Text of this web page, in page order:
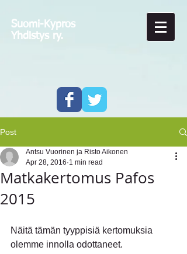
Suomi-Kypros
Yhdistys ry.
Post
Matkakertomus Pafos
2015
Antsu Vuorinen ja Risto Aikonen
Apr 28, 2016 1 min read
Näitä tämän tyyppisiä kertomuksia
olemme innolla odottaneet.